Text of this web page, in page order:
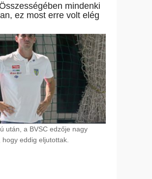
mindenki
ez most erre volt elég
után, a BVSC edzője nagy
eddig eljutottak.